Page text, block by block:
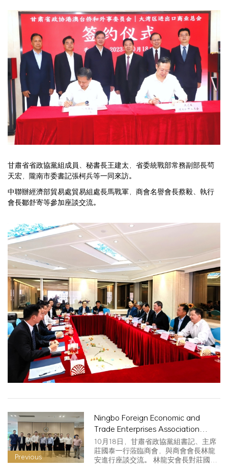
甘肅省省政協黨組成員、秘書長王建太，省委統戰部常務副部長茍
天宏，隴南市委書記張柯兵等一同來訪。
中聯辦經濟部貿易處貿易組處長馬戰軍，商會名譽會長蔡毅、執行
會長鄒舒寄等參加座談交流。
Previous
Ningbo Foreign Economic and
Trade Enterprises Association
(Ningbo Import and Export
Chamber of Commerce) President
Liu Jianping and his delegation
10月18日，甘肅省政協黨組書記、主席
莊國泰一行蒞臨商會，與商會會長林龍
安進行座談交流。 林龍安會長對莊國泰